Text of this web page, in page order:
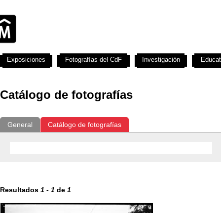
Catálogo de fotografías
General Catálogo de fotografías
Resultados 1 - 1 de 1
Exposiciones Fotografías del CdF Investigación